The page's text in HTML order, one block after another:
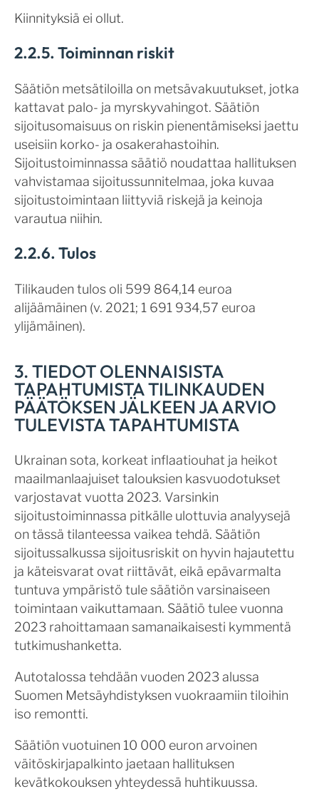
Kiinnityksiä ei ollut.
2.2.5. Toiminnan riskit
Säätiön metsätiloilla on metsävakuutukset, jotka
kattavat palo- ja myrskyvahingot. Säätiön
sijoitusomaisuus on riskin pienentämiseksi jaettu
useisiin korko- ja osakerahastoihin.
Sijoitustoiminnassa säätiö noudattaa hallituksen
vahvistamaa sijoitussunnitelmaa, joka kuvaa
sijoitustoimintaan liittyviä riskejä ja keinoja
varautua niihin.
2.2.6. Tulos
Tilikauden tulos oli 599 864,14 euroa
alijäämäinen (v. 2021; 1 691 934,57 euroa
ylijämäinen).
3. TIEDOT OLENNAISISTA
TAPAHTUMISTA TILINKAUDEN
PÄÄTÖKSEN JÄLKEEN JA ARVIO
TULEVISTA TAPAHTUMISTA
Ukrainan sota, korkeat inflaatiouhat ja heikot
maailmanlaajuiset talouksien kasvuodotukset
varjostavat vuotta 2023. Varsinkin
sijoitustoiminnassa pitkälle ulottuvia analyysejä
on tässä tilanteessa vaikea tehdä. Säätiön
sijoitussalkussa sijoitusriskit on hyvin hajautettu
ja käteisvarat ovat riittävät, eikä epävarmalta
tuntuva ympäristö tule säätiön varsinaiseen
toimintaan vaikuttamaan. Säätiö tulee vuonna
2023 rahoittamaan samanaikaisesti kymmentä
tutkimushanketta.
Autotalossa tehdään vuoden 2023 alussa
Suomen Metsäyhdistyksen vuokraamiin tiloihin
iso remontti.
Säätiön vuotuinen 10 000 euron arvoinen
väitöskirjapalkinto jaetaan hallituksen
kevätkokouksen yhteydessä huhtikuussa.